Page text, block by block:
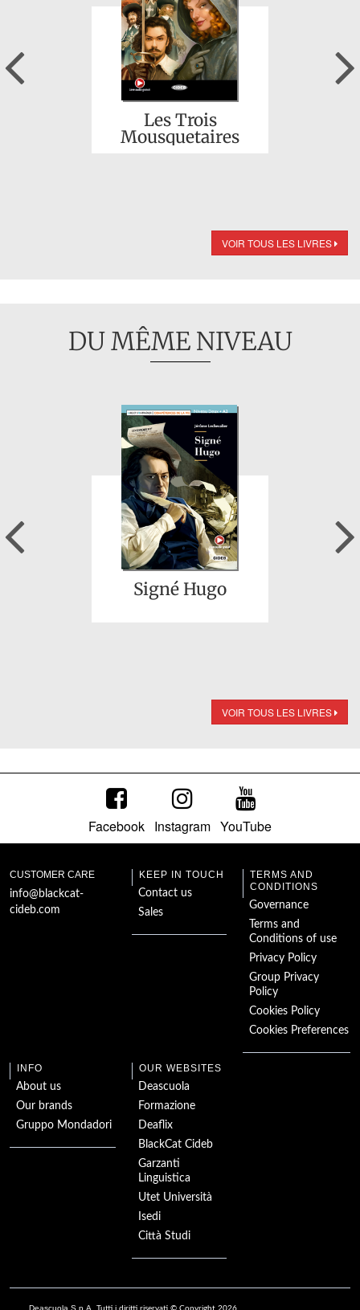
Les Trois
Mousquetaires
Previous
VOIR TOUS LES LIVRES
DU MÊME NIVEAU
Signé Hugo
Previous
VOIR TOUS LES LIVRES
Facebook Instagram YouTube